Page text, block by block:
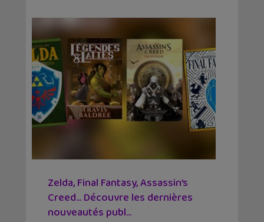
Zelda, Final Fantasy, Assassin’s
Creed… Découvre les dernières
nouveautés publ...